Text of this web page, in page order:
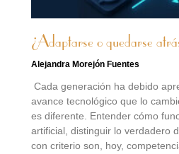
¿Adaptarse o quedarse
Alejandra Morejón Fuentes
Cada generación ha debido
avance tecnológico que lo
es diferente. Entender cómo
artificial, distinguir lo verdadero
con criterio son, hoy,